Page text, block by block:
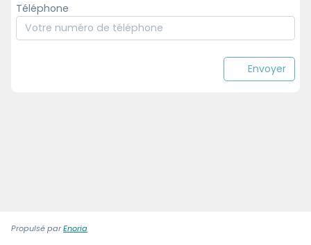
Téléphone
Envoyer
Propulsé parEnoria